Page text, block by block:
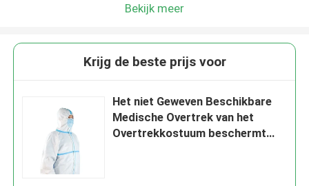
Bekijk meer
Krijg de beste prijs voor
Het niet Geweven Beschikbare
Medische Overtrek van het
Overtrekkostuum beschermt